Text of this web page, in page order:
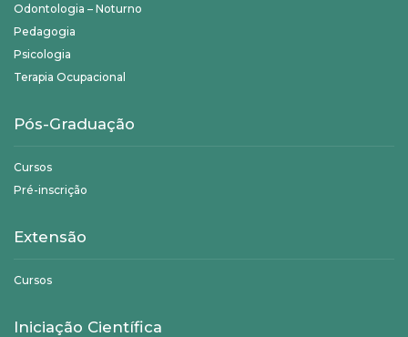
Odontologia – Noturno
Pedagogia
Psicologia
Terapia Ocupacional
Pós-Graduação
Cursos
Pré-inscrição
Extensão
Cursos
Iniciação Científica